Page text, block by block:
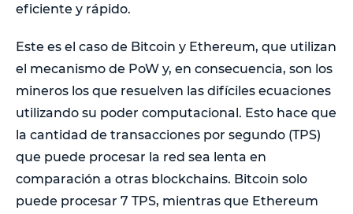
eficiente y rápido.
Este es el caso de Bitcoin y Ethereum, que utilizan
el mecanismo de PoW y, en consecuencia, son los
mineros los que resuelven las difíciles ecuaciones
utilizando su poder computacional. Esto hace que
la cantidad de transacciones por segundo (TPS)
que puede procesar la red sea lenta en
comparación a otras blockchains. Bitcoin solo
puede procesar 7 TPS, mientras que Ethereum